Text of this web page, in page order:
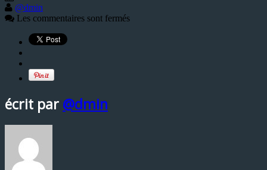
@dmin
Les commentaires sont fermés
écrit par @dmin